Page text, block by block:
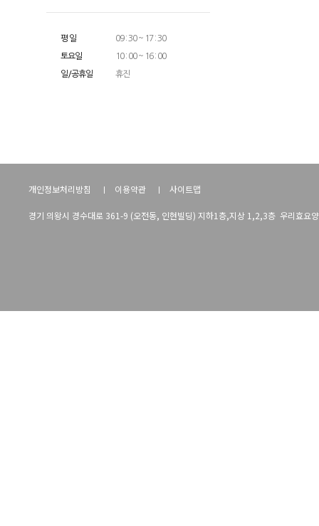
평 일 09 : 30 ~ 17 : 30
토요일 10 : 00 ~ 16 : 00
일/공휴일 휴진
개인정보처리방침 이용약관 사이트맵
경기 의왕시 경수대로 361-9 (오전동, 인현빌딩) 지하1층,지상 1,2,3층 우리효